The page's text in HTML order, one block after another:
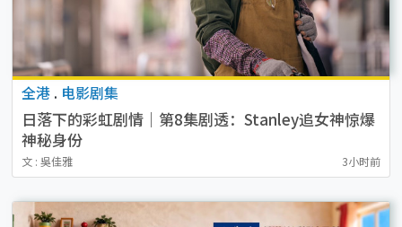
全港 . 电影剧集
日落下的彩虹剧情｜第8集剧透：Stanley追女神惊爆
神秘身份
文 : 吳佳雅 3小时前